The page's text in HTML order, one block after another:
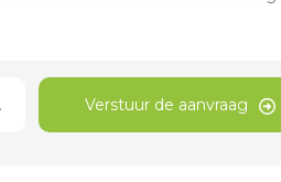
Verstuur de aanvraag